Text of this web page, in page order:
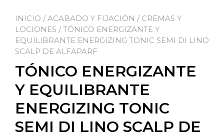
INICIO /ACABADO Y FIJACIÓN / CREMAS Y
LOCIONES / TÓNICO ENERGIZANTE Y
EQUILIBRANTE ENERGIZING TONIC SEMI DI LINO
SCALP DE ALFAPARF
TÓNICO ENERGIZANTE
Y EQUILIBRANTE
ENERGIZING TONIC
SEMI DI LINO SCALP DE